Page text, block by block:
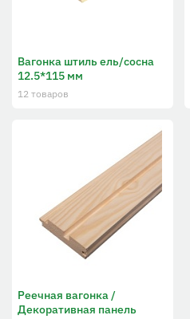
Вагонка штиль ель/сосна
12.5*115 мм
12 товаров
Реечная вагонка /
Декоративная панель